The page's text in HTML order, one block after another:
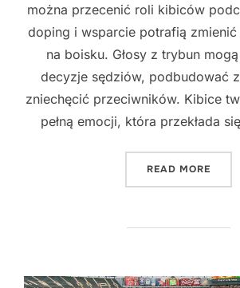
można przecenić roli kibiców
doping i wsparcie potrafią
na boisku. Głosy z trybun
decyzje sędziów, podbudować
zniechęcić przeciwników. Kibice
pełną emocji, która przekłada
READ MORE